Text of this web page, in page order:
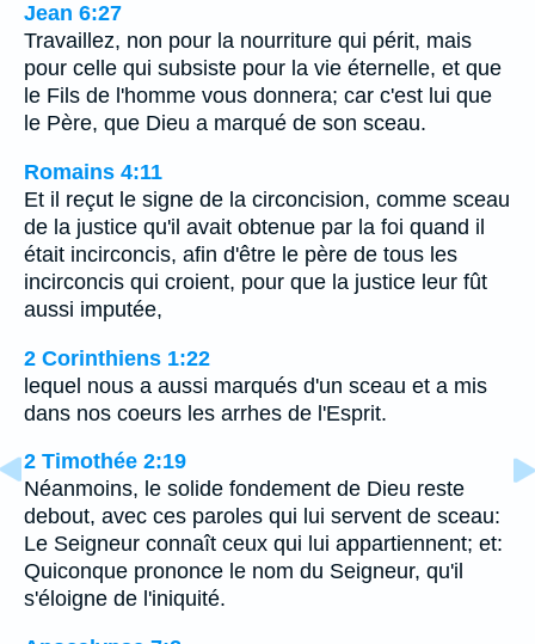
Jean 6:27
Travaillez, non pour la nourriture qui périt, mais
pour celle qui subsiste pour la vie éternelle, et que
le Fils de l'homme vous donnera; car c'est lui que
le Père, que Dieu a marqué de son sceau.
Romains 4:11
Et il reçut le signe de la circoncision, comme sceau
de la justice qu'il avait obtenue par la foi quand il
était incirconcis, afin d'être le père de tous les
incirconcis qui croient, pour que la justice leur fût
aussi imputée,
2 Corinthiens 1:22
lequel nous a aussi marqués d'un sceau et a mis
dans nos coeurs les arrhes de l'Esprit.
2 Timothée 2:19
Néanmoins, le solide fondement de Dieu reste
debout, avec ces paroles qui lui servent de sceau:
Le Seigneur connaît ceux qui lui appartiennent; et:
Quiconque prononce le nom du Seigneur, qu'il
s'éloigne de l'iniquité.